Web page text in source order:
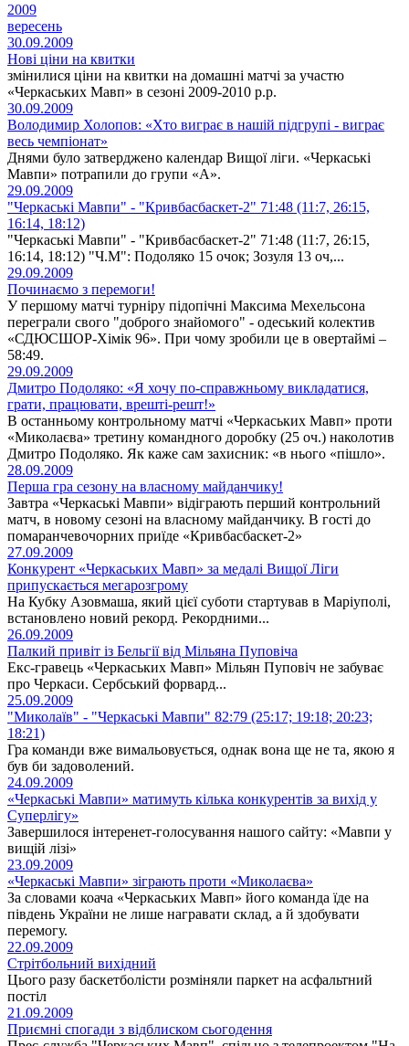
2009
вересень
30.09.2009
Нові ціни на квитки
змінилися ціни на квитки на домашні матчі за участю
«Черкаських Мавп» в сезоні 2009-2010 р.р.
30.09.2009
Володимир Холопов: «Хто виграє в нашій підгрупі - виграє
весь чемпіонат»
Днями було затверджено календар Вищої ліги. «Черкаські
Мавпи» потрапили до групи «А».
29.09.2009
"Черкаські Мавпи" - "Кривбасбаскет-2" 71:48 (11:7, 26:15,
16:14, 18:12)
"Черкаські Мавпи" - "Кривбасбаскет-2" 71:48 (11:7, 26:15,
16:14, 18:12) "Ч.М": Подоляко 15 очок; Зозуля 13 оч,...
29.09.2009
Починаємо з перемоги!
У першому матчі турніру підопічні Максима Мехельсона
переграли свого "доброго знайомого" - одеський колектив
«СДЮСШОР-Хімік 96». При чому зробили це в овертаймі –
58:49.
29.09.2009
Дмитро Подоляко: «Я хочу по-справжньому викладатися,
грати, працювати, врешті-решт!»
В останньому контрольному матчі «Черкаських Мавп» проти
«Миколаєва» третину командного доробку (25 оч.) наколотив
Дмитро Подоляко. Як каже сам захисник: «в нього «пішло».
28.09.2009
Перша гра сезону на власному майданчику!
Завтра «Черкаські Мавпи» відіграють перший контрольний
матч, в новому сезоні на власному майданчику. В гості до
помаранчевочорних приїде «Кривбасбаскет-2»
27.09.2009
Конкурент «Черкаських Мавп» за медалі Вищої Ліги
припускається мегарозгрому
На Кубку Азовмаша, який цієї суботи стартував в Маріуполі,
встановлено новий рекорд. Рекордними...
26.09.2009
Палкий привіт із Бельгії від Мільяна Пуповіча
Екс-гравець «Черкаських Мавп» Мільян Пуповіч не забуває
про Черкаси. Сербський форвард...
25.09.2009
"Миколаїв" - "Черкаські Мавпи" 82:79 (25:17; 19:18; 20:23;
18:21)
Гра команди вже вимальовується, однак вона ще не та, якою я
був би задоволений.
24.09.2009
«Черкаські Мавпи» матимуть кілька конкурентів за вихід у
Суперлігу»
Завершилося інтеренет-голосування нашого сайту: «Мавпи у
вищій лізі»
23.09.2009
«Черкаські Мавпи» зіграють проти «Миколаєва»
За словами коача «Черкаських Мавп» його команда їде на
південь України не лише награвати склад, а й здобувати
перемогу.
22.09.2009
Стрітбольний вихідний
Цього разу баскетболісти розміняли паркет на асфальтний
постіл
21.09.2009
Приємні спогади з відблиском сьогодення